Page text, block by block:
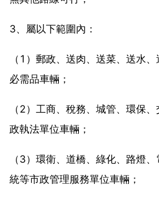
3、屬以下範圍內：
（1）郵政、送肉、送菜、送水
必需品車輛；
（2）工商、稅務、城管、環保
政執法單位車輛；
（3）環衛、道橋、綠化、路燈
統等市政管理服務單位車輛；